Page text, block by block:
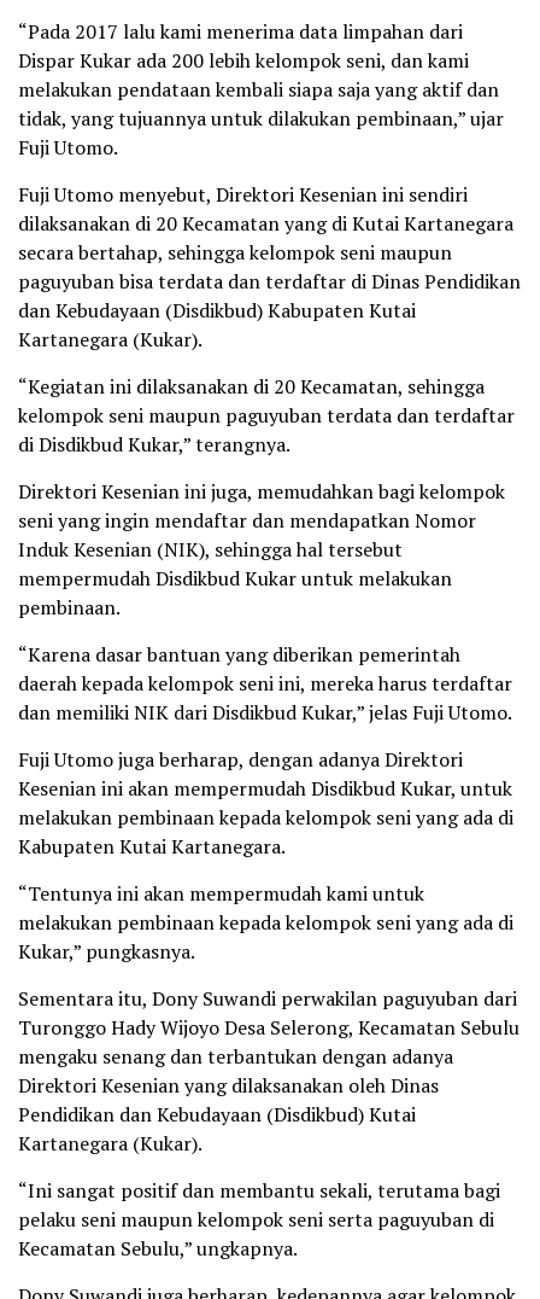
“Pada 2017 lalu kami menerima data limpahan dari
Dispar Kukar ada 200 lebih kelompok seni, dan kami
melakukan pendataan kembali siapa saja yang aktif dan
tidak, yang tujuannya untuk dilakukan pembinaan,” ujar
Fuji Utomo.
Fuji Utomo menyebut, Direktori Kesenian ini sendiri
dilaksanakan di 20 Kecamatan yang di Kutai Kartanegara
secara bertahap, sehingga kelompok seni maupun
paguyuban bisa terdata dan terdaftar di Dinas Pendidikan
dan Kebudayaan (Disdikbud) Kabupaten Kutai
Kartanegara (Kukar).
“Kegiatan ini dilaksanakan di 20 Kecamatan, sehingga
kelompok seni maupun paguyuban terdata dan terdaftar
di Disdikbud Kukar,” terangnya.
Direktori Kesenian ini juga, memudahkan bagi kelompok
seni yang ingin mendaftar dan mendapatkan Nomor
Induk Kesenian (NIK), sehingga hal tersebut
mempermudah Disdikbud Kukar untuk melakukan
pembinaan.
“Karena dasar bantuan yang diberikan pemerintah
daerah kepada kelompok seni ini, mereka harus terdaftar
dan memiliki NIK dari Disdikbud Kukar,” jelas Fuji Utomo.
Fuji Utomo juga berharap, dengan adanya Direktori
Kesenian ini akan mempermudah Disdikbud Kukar, untuk
melakukan pembinaan kepada kelompok seni yang ada di
Kabupaten Kutai Kartanegara.
“Tentunya ini akan mempermudah kami untuk
melakukan pembinaan kepada kelompok seni yang ada di
Kukar,” pungkasnya.
Sementara itu, Dony Suwandi perwakilan paguyuban dari
Turonggo Hady Wijoyo Desa Selerong, Kecamatan Sebulu
mengaku senang dan terbantukan dengan adanya
Direktori Kesenian yang dilaksanakan oleh Dinas
Pendidikan dan Kebudayaan (Disdikbud) Kutai
Kartanegara (Kukar).
“Ini sangat positif dan membantu sekali, terutama bagi
pelaku seni maupun kelompok seni serta paguyuban di
Kecamatan Sebulu,” ungkapnya.